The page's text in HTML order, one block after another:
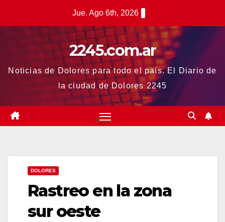
Jue. Ago 6th, 2026
2245.com.ar
Noticias de Dolores para todo el país. El Diario de
la ciudad de Dolores 2245
DOLORES
Rastreo en la zona
sur oeste